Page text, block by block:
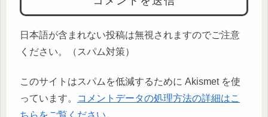
日本語が含まれない投稿は無視されますのでご注意
ください。（スパム対策）
このサイトはスパムを低減するために Akismet を使
っています。
コメントデータの処理方法の詳細はこ